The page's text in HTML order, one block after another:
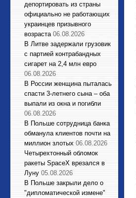
депортировать из страны
официально не работающих
украинцев призывного
возраста 06.08.2026
В Литве задержали грузовик
с партией контрабандных
сигарет на 2,4 млн евро
06.08.2026
В России женщина пыталась
спасти 3-летнего сына – оба
выпали из окна и погибли
06.08.2026
В Польше сотрудница банка
обманула клиентов почти на
миллион злотых 06.08.2026
Четырехтонный обломок
ракеты SpaceX врезался в
Луну 05.08.2026
В Польше закрыли дело о
"дипломатической измене"